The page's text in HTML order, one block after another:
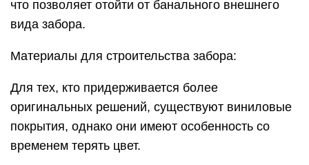
что позволяет отойти от банального внешнего
вида забора.
Материалы для строительства забора:
Для тех, кто придерживается более
оригинальных решений, существуют виниловые
покрытия, однако они имеют особенность со
временем терять цвет.